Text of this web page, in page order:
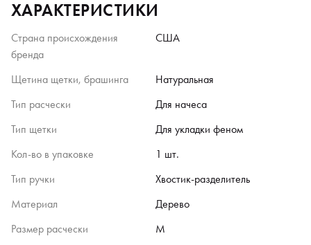
ХАРАКТЕРИСТИКИ
Страна происхождения
бренда
США
Щетина щетки, брашинга
Натуральная
Тип расчески
Для начеса
Тип щетки
Для укладки феном
Кол-во в упаковке
1 шт.
Тип ручки
Хвостик-разделитель
Материал
Дерево
Размер расчески
M